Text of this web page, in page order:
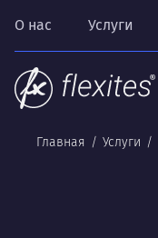
О нас Услуги
Главная Услуги